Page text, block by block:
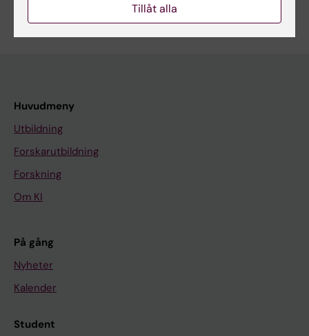
Huvudmeny
Utbildning
Forskarutbildning
Forskning
Om KI
På gång
Nyheter
Kalender
Student
Tillåt alla